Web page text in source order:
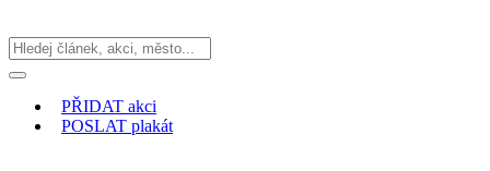
PŘIDAT akci
POSLAT plakát